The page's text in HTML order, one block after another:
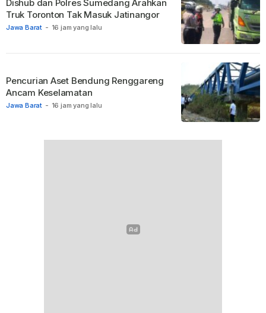
Jawa Barat - 16 jam yang lalu
Dishub dan Polres Sumedang Arahkan
Truk Toronton Tak Masuk Jatinangor
Jawa Barat - 16 jam yang lalu
Pencurian Aset Bendung Renggareng
Ancam Keselamatan